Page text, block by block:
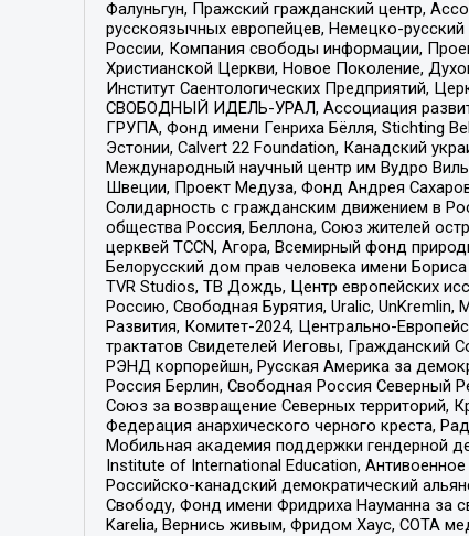
Фалуньгун, Пражский гражданский центр,
русскоязычных европейцев, Немецко-
России, Компания свободы информации,
Христианской Церкви, Новое Поколение,
Институт Саентологических Предприятий,
СВОБОДНЫЙ ИДЕЛЬ-УРАЛ, Ассоциация
ГРУПА, Фонд имени Генриха Бёлля, Stichting
Эстонии, Calvert 22 Foundation, Канадский
Международный научный центр им Вудро
Швеции, Проект Медуза, Фонд Андрея
Солидарность с гражданским движением в
общества Россия, Беллона, Союз жителей
церквей TCCN, Агора, Всемирный фонд
Белорусский дом прав человека имени
TVR Studios, ТВ Дождь, Центр европейских
Россию, Свободная Бурятия, Uralic,
Развития, Комитет-2024, Центрально-
трактатов Свидетелей Иеговы, Гражданский
РЭНД корпорейшн, Русская Америка за
Россия Берлин, Свободная Россия Северный
Союз за возвращение Северных территорий,
Федерация анархического черного креста,
Мобильная академия поддержки гендерной
Institute of International Education,
Российско-канадский демократический
Свободу, Фонд имени Фридриха Науманна за
Karelia, Вернись живым, Фридом Хаус, СОТА